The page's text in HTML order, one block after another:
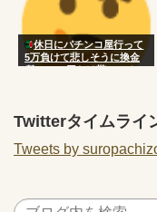
休日にパチンコ屋行って
5万負けて悲しそうに換金
所で2000円だけ貰ってるハ
Twitterタイムライ
Tweets by